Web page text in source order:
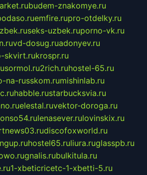
budem-znakomye.ru
emfire.rupro-otdelky.ru
seks-uzbek.ruporno-vk.ru
vd-dosug.ruadonyev.ru
skvirt.rukrospr.ru
sormol.ru2rich.ruhostel-65.ru
na-russkom.rumishinlab.ru
habble.rustarbucksvia.ru
elestal.ruvektor-doroga.ru
lenasever.rulovinskix.ru
discofoxworld.ru
hostel65.ruliura.ruglasspb.ru
gnalis.rubulkitula.ru
1-xbeticricetc-1-xbetti-5.ru